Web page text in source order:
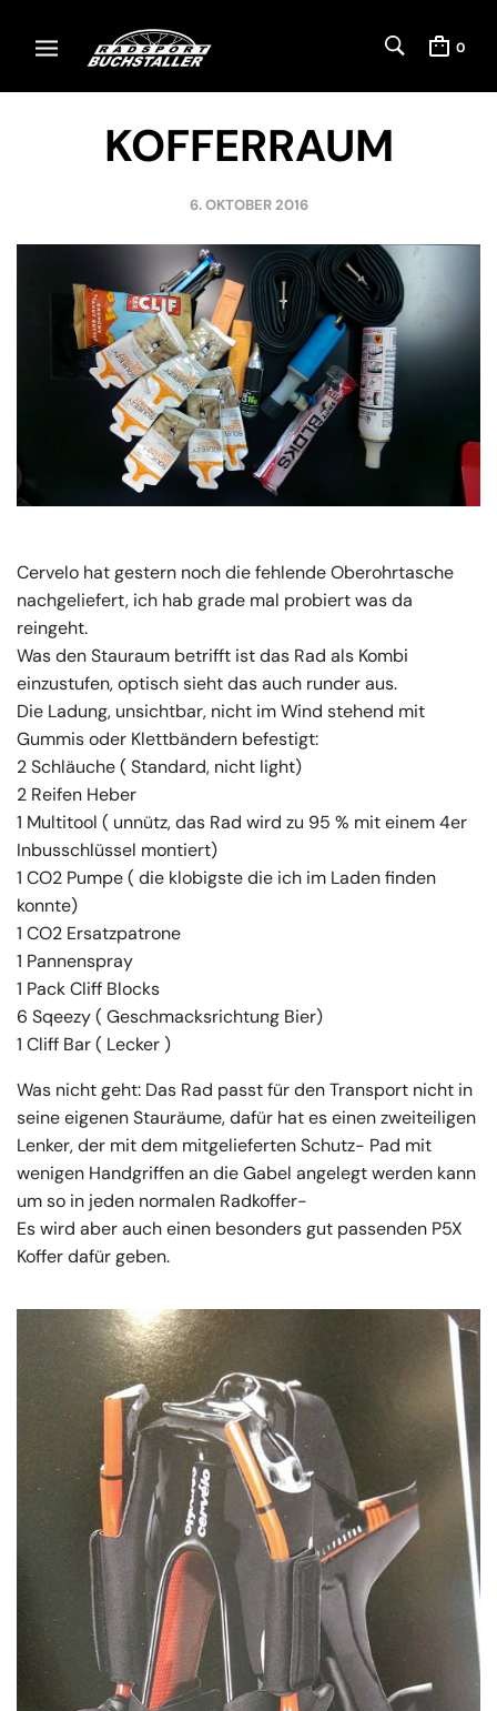
0
KOFFERRAUM
6. OKTOBER 2016
Cervelo hat gestern noch die fehlende Oberohrtasche
nachgeliefert, ich hab grade mal probiert was da
reingeht.
Was den Stauraum betrifft ist das Rad als Kombi
einzustufen, optisch sieht das auch runder aus.
Die Ladung, unsichtbar, nicht im Wind stehend mit
Gummis oder Klettbändern befestigt:
2 Schläuche ( Standard, nicht light)
2 Reifen Heber
1 Multitool ( unnütz, das Rad wird zu 95 % mit einem 4er
Inbusschlüssel montiert)
1 CO2 Pumpe ( die klobigste die ich im Laden finden
konnte)
1 CO2 Ersatzpatrone
1 Pannenspray
1 Pack Cliff Blocks
6 Sqeezy ( Geschmacksrichtung Bier)
1 Cliff Bar ( Lecker )
Was nicht geht: Das Rad passt für den Transport nicht in
seine eigenen Stauräume, dafür hat es einen zweiteiligen
Lenker, der mit dem mitgelieferten Schutz- Pad mit
wenigen Handgriffen an die Gabel angelegt werden kann
um so in jeden normalen Radkoffer-
Es wird aber auch einen besonders gut passenden P5X
Koffer dafür geben.